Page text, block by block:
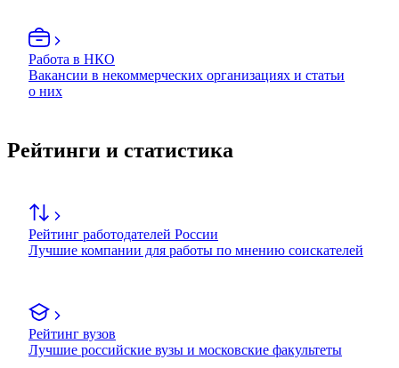
Работа в НКО
Вакансии в некоммерческих организациях и статьи
о них
Рейтинги и статистика
Рейтинг работодателей России
Лучшие компании для работы по мнению соискателей
Рейтинг вузов
Лучшие российские вузы и московские факультеты